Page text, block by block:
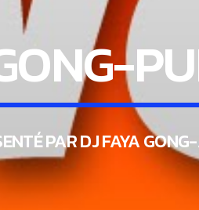
PAR DJ FAYA